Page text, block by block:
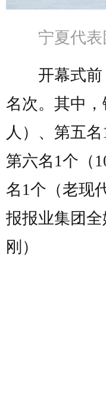
宁夏代
开幕式前
名次。其中
人）、第五
第六名1个（
名1个（老现
报报业集团
刚）